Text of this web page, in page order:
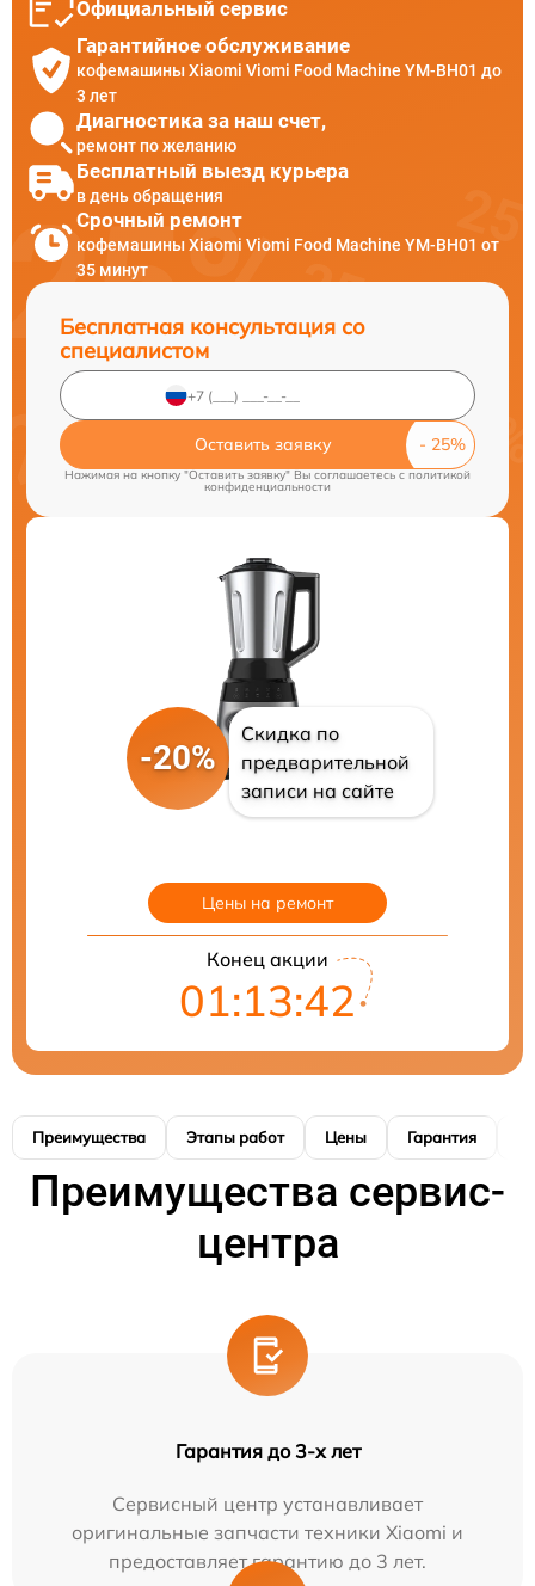
Официальный сервис
Гарантийное обслуживание
кофемашины Xiaomi Viomi Food Machine YM-BH01 до
3 лет
Диагностика за наш счет,
ремонт по желанию
Бесплатный выезд курьера
в день обращения
Срочный ремонт
кофемашины Xiaomi Viomi Food Machine YM-BH01 от
35 минут
Бесплатная консультация со
специалистом
Оставить заявку
Нажимая на кнопку "Оставить заявку" Вы соглашаетесь cполитикой
конфиденциальности
-20%
Скидка по
предварительной
записи на сайте
Цены на ремонт
Конец акции
01:13:41
Преимущества Этапы работ Цены Гарантия
Преимущества сервис-
центра
Гарантия до 3-х лет
Сервисный центр устанавливает
оригинальные запчасти техники Xiaomi и
предоставляет гарантию до 3 лет.